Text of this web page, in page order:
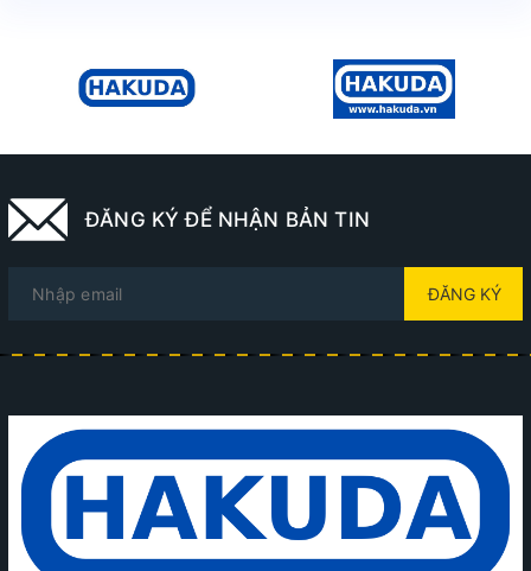
ĐĂNG KÝ ĐỂ NHẬN BẢN TIN
ĐĂNG KÝ